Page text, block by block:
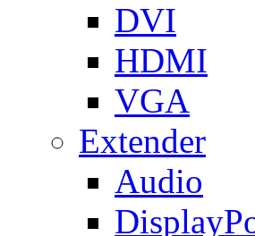
DVI
HDMI
VGA
Extender
Audio